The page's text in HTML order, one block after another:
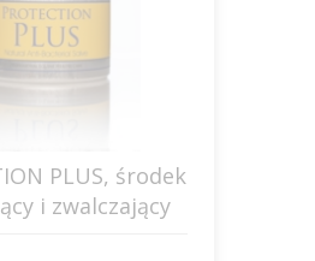
PLUS, środek
i zwalczający